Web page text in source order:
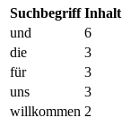
Suchbegriff Inhalt
und
6
die
3
für
3
uns
3
willkommen 2